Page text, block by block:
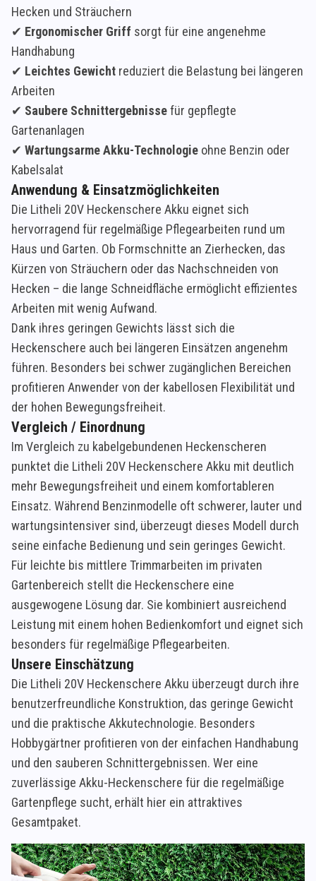
Hecken und Sträuchern
✔ Ergonomischer Griff sorgt für eine angenehme
Handhabung
✔ Leichtes Gewicht reduziert die Belastung bei längeren
Arbeiten
✔ Saubere Schnittergebnissefür gepflegte
Gartenanlagen
✔ Wartungsarme Akku-Technologie ohne Benzin oder
Kabelsalat
Anwendung & Einsatzmöglichkeiten
Die Litheli 20V Heckenschere Akku eignet sich
hervorragend für regelmäßige Pflegearbeiten rund um
Haus und Garten. Ob Formschnitte an Zierhecken, das
Kürzen von Sträuchern oder das Nachschneiden von
Hecken – die lange Schneidfläche ermöglicht effizientes
Arbeiten mit wenig Aufwand.
Dank ihres geringen Gewichts lässt sich die
Heckenschere auch bei längeren Einsätzen angenehm
führen. Besonders bei schwer zugänglichen Bereichen
profitieren Anwender von der kabellosen Flexibilität und
der hohen Bewegungsfreiheit.
Vergleich / Einordnung
Im Vergleich zu kabelgebundenen Heckenscheren
punktet die Litheli 20V Heckenschere Akku mit deutlich
mehr Bewegungsfreiheit und einem komfortableren
Einsatz. Während Benzinmodelle oft schwerer, lauter und
wartungsintensiver sind, überzeugt dieses Modell durch
seine einfache Bedienung und sein geringes Gewicht.
Für leichte bis mittlere Trimmarbeiten im privaten
Gartenbereich stellt die Heckenschere eine
ausgewogene Lösung dar. Sie kombiniert ausreichend
Leistung mit einem hohen Bedienkomfort und eignet sich
besonders für regelmäßige Pflegearbeiten.
Unsere Einschätzung
Die Litheli 20V Heckenschere Akku überzeugt durch ihre
benutzerfreundliche Konstruktion, das geringe Gewicht
und die praktische Akkutechnologie. Besonders
Hobbygärtner profitieren von der einfachen Handhabung
und den sauberen Schnittergebnissen. Wer eine
zuverlässige Akku-Heckenschere für die regelmäßige
Gartenpflege sucht, erhält hier ein attraktives
Gesamtpaket.